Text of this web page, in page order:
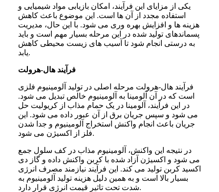
یکی از مزایای این فرآیند، امکان بازیابی مواد شیمیایی و
استفاده مجدد از آن ها است. این موضوع باعث کاهش
هزینه ها و افزایش بهره وری می شود. با این حال، مدیریت
پسماندهای تولید شده در این مرحله بسیار مهم است و باید
به درستی انجام شود تا آسیب های زیست محیطی کاهش
یابد.
فرآیند هال-هرولت
فرآیند هال-هرولت مرحله اصلی در تولید آلومینیوم فلزی
است که در آن آلومینا به آلومینیوم خالص تبدیل می شود.
در این فرآیند، آلومینا در یک حمام مذاب از کریولیت حل
می شود و سپس جریان برق از آن عبور داده می شود. این
جریان باعث انجام واکنش استخراج آلومینیوم و جدا شدن
فلز از اکسیژن می شود.
در نتیجه این واکنش، آلومینیوم مذاب در کف سلول جمع
می شود و اکسیژن آزاد شده با کربن واکنش داده و گاز دی
اکسید کربن تولید می کند. این فرآیند نیازمند مصرف انرژی
بسیار بالا است و به همین دلیل هزینه تولید آلومینیوم به
شدت تحت تاثیر قیمت انرژی قرار دارد.